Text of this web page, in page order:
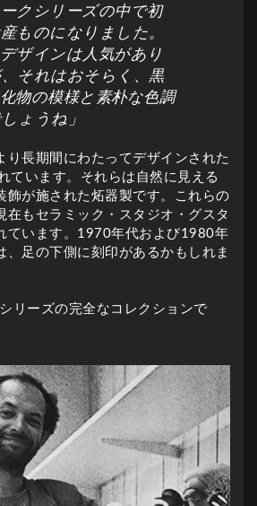
クシリーズの中で初
ものになりました。
ザインは人気があり
それはおそらく、黒
物の模様と素朴な色調
ょうね」
り長期間にわたってデザインされた
ています。それらは自然に見える
飾が施された炻器製です。これらの
在もセラミック・スタジオ・グスタ
ています。1970年代および1980年
、足の下側に刻印があるかもしれま
リーズの完全なコレクションで